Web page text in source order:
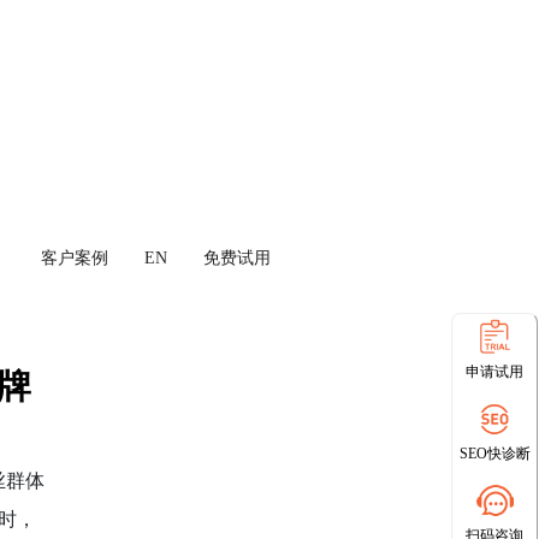
客户案例 EN 免费试用
群体
，
申请试用
SEO快诊断
扫码咨询